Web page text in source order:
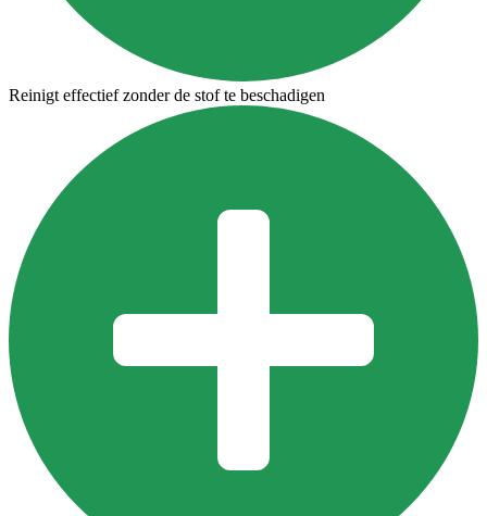
Reinigt effectief zonder de stof te beschadigen